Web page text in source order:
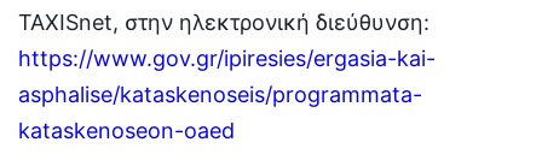
TAXISnet, στην ηλεκτρονική διεύθυνση:
https://www.gov.gr/ipiresies/ergasia-kai-
asphalise/kataskenoseis/programmata-
kataskenoseon-oaed